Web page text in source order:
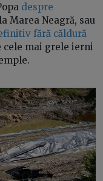
despre
la Marea Neagră, sau
fără căldură
mai grele ierni